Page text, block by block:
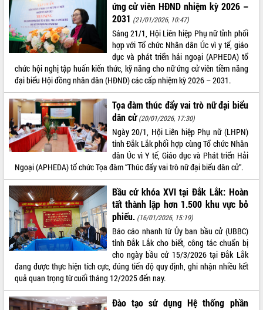
ứng cử viên HĐND nhiệm kỳ 2026 –
2031 (21/01/2026, 10:47)
Sáng 21/1, Hội Liên hiệp Phụ nữ tỉnh phối
hợp với Tổ chức Nhân dân Úc vì y tế, giáo
dục và phát triển hải ngoại (APHEDA) tổ
chức hội nghị tập huấn kiến thức, kỹ năng cho nữ ứng cử viên tiềm năng
đại biểu Hội đồng nhân dân (HĐND) các cấp nhiệm kỳ 2026 – 2031.
Tọa đàm thúc đẩy vai trò nữ đại biểu
dân cử (20/01/2026, 17:30)
Ngày 20/1, Hội Liên hiệp Phụ nữ (LHPN)
tỉnh Đắk Lắk phối hợp cùng Tổ chức Nhân
dân Úc vì Y tế, Giáo dục và Phát triển Hải
Ngoại (APHEDA) tổ chức Tọa đàm “Thúc đẩy vai trò nữ đại biểu dân cử”.
Bầu cử khóa XVI tại Đắk Lắk: Hoàn
tất thành lập hơn 1.500 khu vực bỏ
phiếu. (16/01/2026, 15:19)
Báo cáo nhanh từ Ủy ban bầu cử (UBBC)
tỉnh Đắk Lắk cho biết, công tác chuẩn bị
cho ngày bầu cử 15/3/2026 tại Đắk Lắk
đang được thực hiện tích cực, đúng tiến độ quy định, ghi nhận nhiều kết
quả quan trọng từ cuối tháng 12/2025 đến nay.
Đào tạo sử dụng Hệ thống phần